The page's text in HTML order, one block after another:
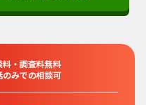
料・調査料無料
のみでの相談可